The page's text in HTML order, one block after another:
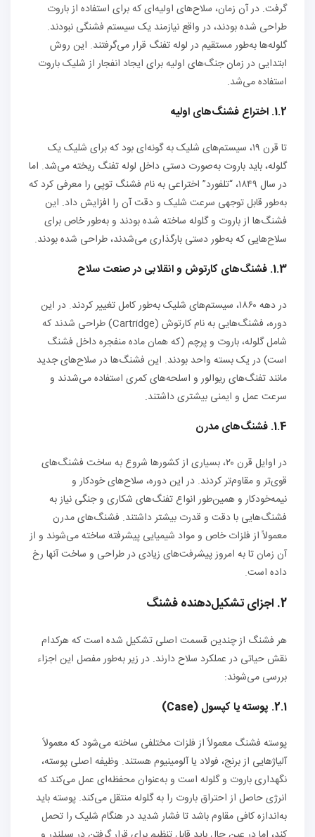
گرفت. در آن زمان، سلاح‌های اولیه‌ای که برای استفاده از باروت
طراحی شده بودند، در واقع نیازمند یک سیستم فشنگی نبودند.
گلوله‌ها به‌طور مستقیم در لوله تفنگ قرار می‌گرفتند. این روش
ابتدایی در زمان جنگ‌های اولیه برای ایجاد انفجار از شلیک باروت
استفاده می‌شد.
1.2. اختراع فشنگ‌های اولیه
تا قرن ۱۹، سیستم‌های شلیک به گونه‌ای بود که برای شلیک یک
گلوله، باید باروت به‌صورت دستی داخل لوله تفنگ ریخته می‌شد. اما
در سال ۱۸۴۹، “تلفورد” اختراعی به نام فشنگ توپی را معرفی کرد که
به‌طور قابل توجهی سرعت شلیک و دقت آن را افزایش داد. این
فشنگ‌ها از باروت و گلوله ساخته شده بودند و به‌طور خاص برای
سلاح‌هایی که به‌طور دستی بارگذاری می‌شدند، طراحی شده بودند.
1.3. فشنگ‌های کارتوش و انقلابی در صنعت سلاح
در دهه ۱۸۶۰، سیستم‌های شلیک به‌طور کامل تغییر کردند. در این
دوره، فشنگ‌هایی به نام کارتوش (Cartridge) طراحی شدند که
شامل گلوله، باروت و پرچم (که همان ماده منفجره داخل فشنگ
است) در یک بسته واحد بودند. این فشنگ‌ها در سلاح‌های جدید
مانند تفنگ‌های ریوالور و اسلحه‌های کمری استفاده می‌شدند و
سرعت عمل و ایمنی بیشتری داشتند.
1.4. فشنگ‌های مدرن
در اوایل قرن ۲۰، بسیاری از کشورها شروع به ساخت فشنگ‌های
قوی‌تر و مقاوم‌تر کردند. در این دوره، سلاح‌های خودکار و
نیمه‌خودکار و همین‌طور انواع تفنگ‌های شکاری و جنگی نیاز به
فشنگ‌هایی با دقت و قدرت بیشتر داشتند. فشنگ‌های مدرن
معمولاً از فلزات خاص و مواد شیمیایی پیشرفته ساخته می‌شوند و از
آن زمان تا به امروز پیشرفت‌های زیادی در طراحی و ساخت آنها رخ
داده است.
2. اجزای تشکیل‌دهنده فشنگ
هر فشنگ از چندین قسمت اصلی تشکیل شده است که هرکدام
نقش حیاتی در عملکرد سلاح دارند. در زیر به‌طور مفصل این اجزاء
بررسی می‌شوند:
2.1. پوسته یا کپسول (Case)
پوسته فشنگ معمولاً از فلزات مختلفی ساخته می‌شود که معمولاً
آلیاژهایی از برنج، فولاد یا آلومینیوم هستند. وظیفه اصلی پوسته،
نگهداری باروت و گلوله است و به‌عنوان محفظه‌ای عمل می‌کند که
انرژی حاصل از احتراق باروت را به گلوله منتقل می‌کند. پوسته باید
به‌اندازه کافی مقاوم باشد تا فشار شدید در هنگام شلیک را تحمل